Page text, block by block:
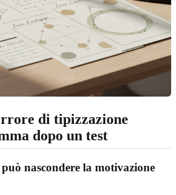
di tipizzazione
dopo un test
nascondere la motivazione